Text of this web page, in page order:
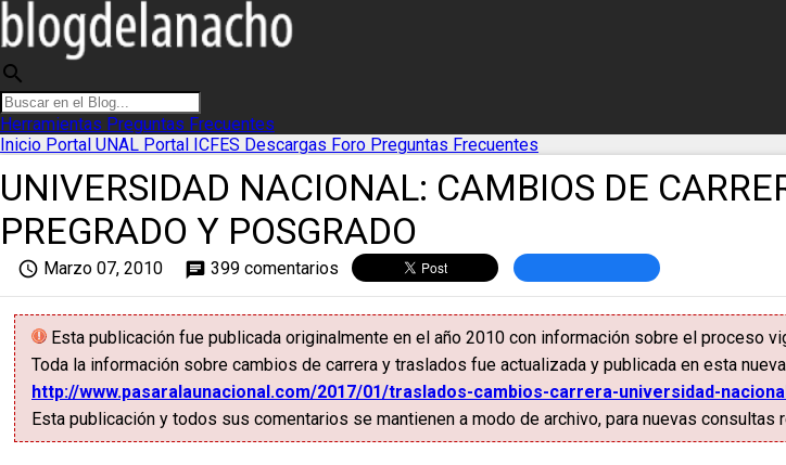
search
Herramientas Preguntas Frecuentes
Inicio Portal UNAL Portal ICFES Descargas Foro Preguntas Frecuentes
UNIVERSIDAD NACIONAL: CAMBIOS DE
PREGRADO Y POSGRADO
access_time Marzo 07, 2010 chat 399 comentarios
Esta publicación fue publicada originalmente en el año 2010 con información sobre el proceso
Toda la información sobre cambios de carrera y traslados fue actualizada y publicada en esta
http://www.pasaralaunacional.com/2017/01/traslados-cambios-carrera-universidad-
Esta publicación y todos sus comentarios se mantienen a modo de archivo, para nuevas consultas